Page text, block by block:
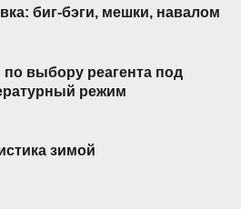
биг-бэги, мешки, навалом
по выбору реагента под
режим
зимой